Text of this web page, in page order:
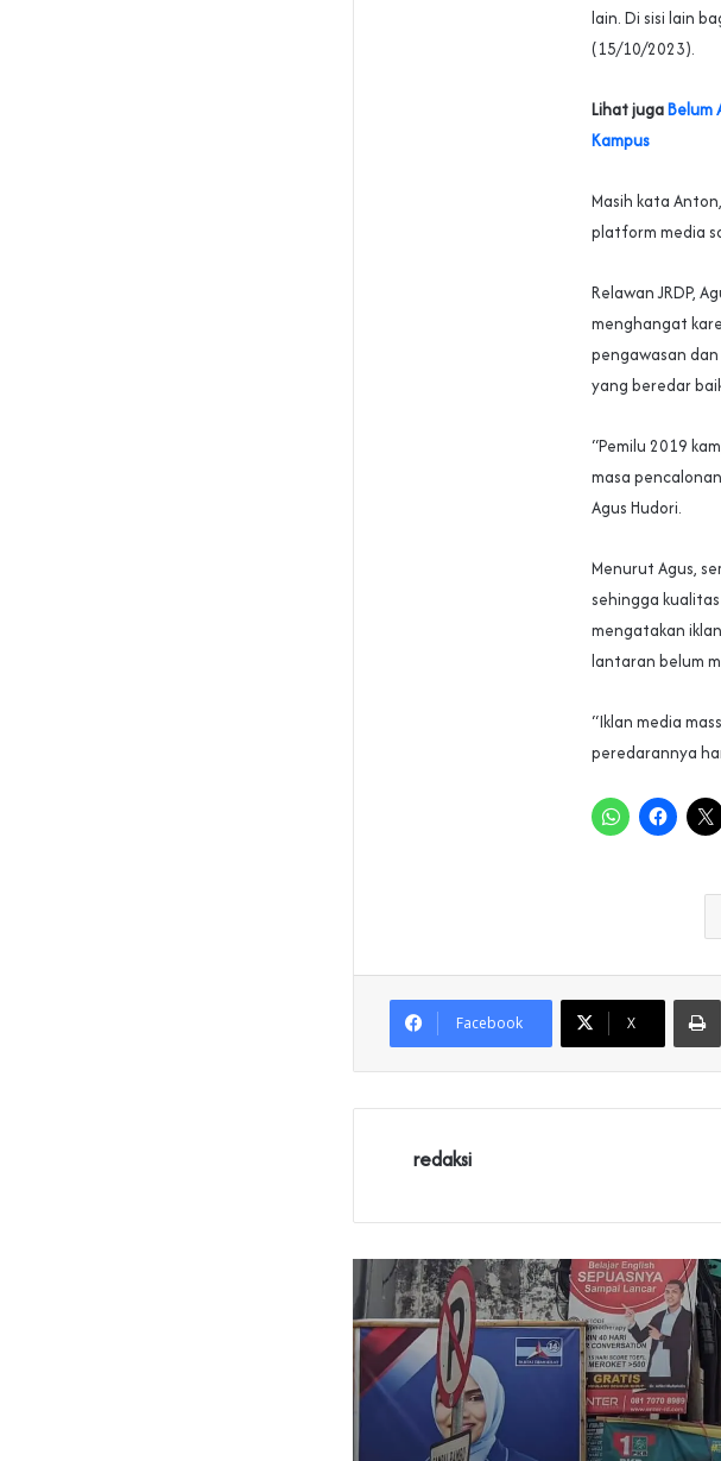
lain. Di sisi lain
(15/10/2023).
Lihat jugaBelum
Kampus
Masih kata
platform media
Relawan JRDP,
menghangat
pengawasan
yang beredar
“Pemilu 2019
masa
Agus Hudori.
Menurut Agus,
sehingga
mengatakan
lantaran belum
“Iklan media
peredarannya
Facebook X
redaksi